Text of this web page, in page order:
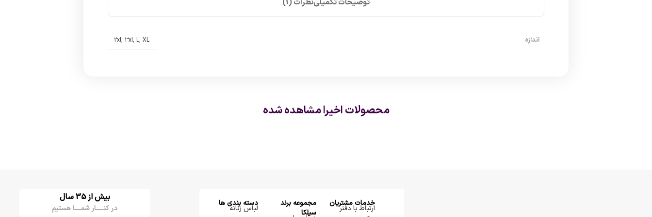
توضیحات تکمیلینظرات (1)
اندازه 2xl, 3xl, L, XL
محصولات اخیرا مشاهده شده
خدمات مشتریان
ارتباط با دفتر
مجموعه برند
سيلكا
دسته بندی ها
لباس زنانه
بیش از 35 سال
در کنـــــار شمــــا هستیم